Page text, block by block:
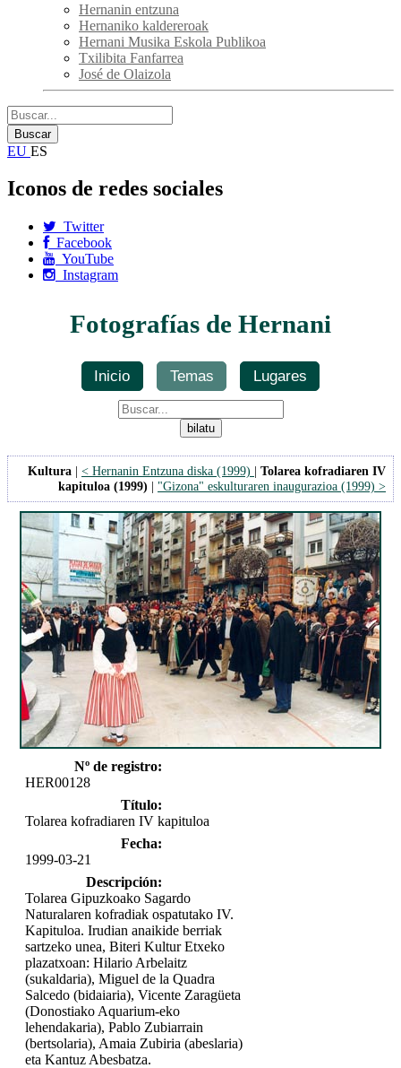
Hernanin entzuna
Hernaniko kaldereroak
Hernani Musika Eskola Publikoa
Txilibita Fanfarrea
José de Olaizola
EU ES
Iconos de redes sociales
Twitter
Facebook
YouTube
Instagram
Fotografías de Hernani
Inicio Temas Lugares
Kultura | < Hernanin Entzuna diska (1999) | Tolarea kofradiaren IV
kapituloa (1999) | "Gizona" eskulturaren inaugurazioa (1999) >
Nº de registro:
HER00128
Título:
Tolarea kofradiaren IV kapituloa
Fecha:
1999-03-21
Descripción:
Tolarea Gipuzkoako Sagardo
Naturalaren kofradiak ospatutako IV.
Kapituloa. Irudian anaikide berriak
sartzeko unea, Biteri Kultur Etxeko
plazatxoan: Hilario Arbelaitz
(sukaldaria), Miguel de la Quadra
Salcedo (bidaiaria), Vicente Zaragüeta
(Donostiako Aquarium-eko
lehendakaria), Pablo Zubiarrain
(bertsolaria), Amaia Zubiria (abeslaria)
eta Kantuz Abesbatza.